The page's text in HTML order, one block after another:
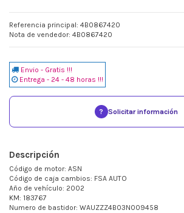
Referencia principal: 4B0867420
Nota de vendedor: 4B0867420
Envio - Gratis !!!
Entrega - 24 - 48 horas !!!
? Solicitar información
Descripción
Código de motor: ASN
Código de caja cambios: FSA AUTO
Año de vehículo: 2002
KM: 183767
Numero de bastidor: WAUZZZ4B03N009458